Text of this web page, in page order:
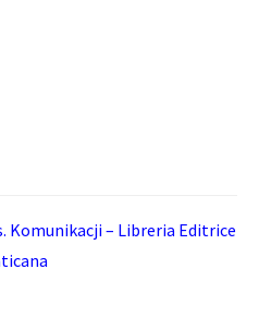
Komunikacji – Libreria Editrice